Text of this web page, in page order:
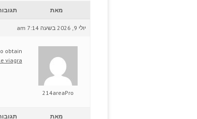
מאת
יולי 9, 2026 בשעה 7:14 am
214areaPro
obtain
viagra
מאת